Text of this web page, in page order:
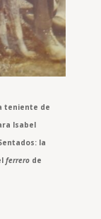
teniente de
Isabel
la
ferrero de